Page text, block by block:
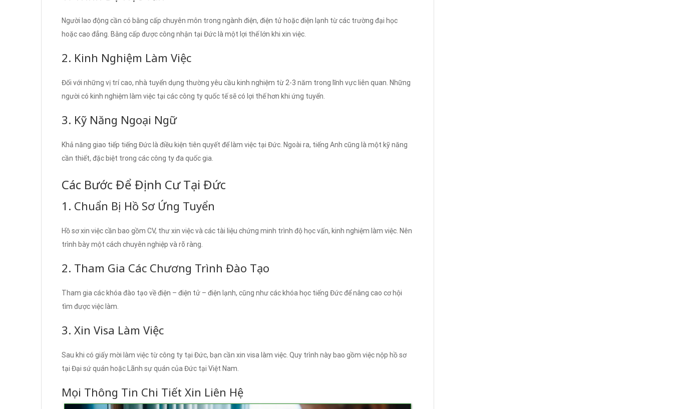
Người lao động cần có bằng cấp chuyên môn trong ngành điện, điện tử hoặc điện lạnh từ các trường đại học
hoặc cao đẳng. Bằng cấp được công nhận tại Đức là một lợi thế lớn khi xin việc.
2. Kinh Nghiệm Làm Việc
Đối với những vị trí cao, nhà tuyển dụng thường yêu cầu kinh nghiệm từ 2-3 năm trong lĩnh vực liên quan. Những
người có kinh nghiệm làm việc tại các công ty quốc tế sẽ có lợi thế hơn khi ứng tuyển.
3. Kỹ Năng Ngoại Ngữ
Khả năng giao tiếp tiếng Đức là điều kiện tiên quyết để làm việc tại Đức. Ngoài ra, tiếng Anh cũng là một kỹ năng
cần thiết, đặc biệt trong các công ty đa quốc gia.
Các Bước Để Định Cư Tại Đức
1. Chuẩn Bị Hồ Sơ Ứng Tuyển
Hồ sơ xin việc cần bao gồm CV, thư xin việc và các tài liệu chứng minh trình độ học vấn, kinh nghiệm làm việc. Nên
trình bày một cách chuyên nghiệp và rõ ràng.
2. Tham Gia Các Chương Trình Đào Tạo
Tham gia các khóa đào tạo về điện – điện tử – điện lạnh, cũng như các khóa học tiếng Đức để nâng cao cơ hội
tìm được việc làm.
3. Xin Visa Làm Việc
Sau khi có giấy mời làm việc từ công ty tại Đức, bạn cần xin visa làm việc. Quy trình này bao gồm việc nộp hồ sơ
tại Đại sứ quán hoặc Lãnh sự quán của Đức tại Việt Nam.
Mọi Thông Tin Chi Tiết Xin Liên Hệ